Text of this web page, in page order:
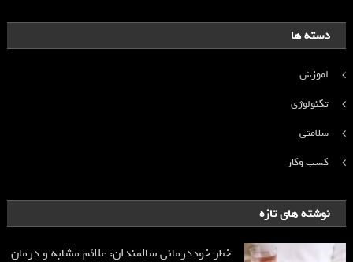
دسته ها
اموزش
تکنولوژی
سلامتی
کسب وکار
نوشته های تازه
خطر خوددرمانی سالمندان: علائم مشابه و درمان